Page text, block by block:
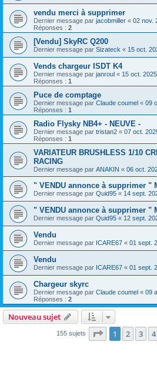
vendu merci à supprimer
Dernier message par jacobmiller « 02 nov.
Réponses : 2
[Vendu] SkyRC Q200
Dernier message par Sizateck « 15 oct.
Vends chargeur ISDT K4
Dernier message par janroul « 15 oct.
Réponses : 1
Puce de comptage
Dernier message par Claude coumel « 09
Réponses : 1
Radio Flysky NB4+ - NEUVE -
Dernier message par tristan2 « 07 oct.
Réponses : 1
VARIATEUR BRUSHLESS 1/10
RACING
Dernier message par ANAKIN « 06 oct.
" VENDU annonce à supprimer "
Dernier message par Quid95 « 14 sept.
" VENDU annonce à supprimer "
Dernier message par Quid95 « 12 sept.
Vendu
Dernier message par ICARE67 « 01 sept.
Vendu
Dernier message par ICARE67 « 01 sept.
Chargeur skyrc
Dernier message par Claude coumel « 09
Réponses : 2
Nouveau sujet
155 sujets Page 1sur7
1 2 3 4